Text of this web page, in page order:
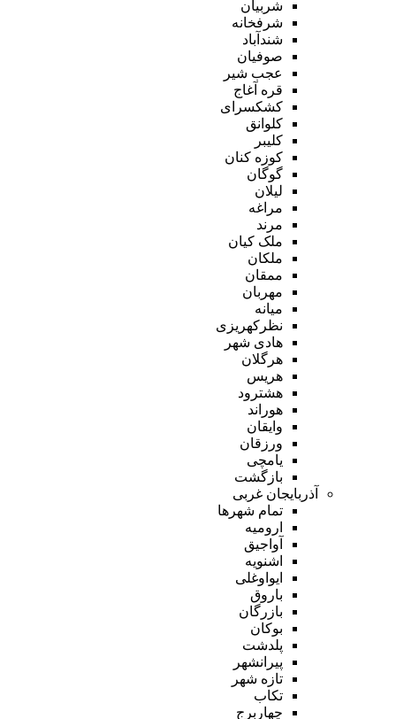
شربیان
شرفخانه
شندآباد
صوفیان
عجب شیر
قره آغاج
کشکسرای
کلوانق
کلیبر
کوزه کنان
گوگان
لیلان
مراغه
مرند
ملک کیان
ملکان
ممقان
مهربان
میانه
نظرکهریزی
هادی شهر
هرگلان
هریس
هشترود
هوراند
وایقان
ورزقان
یامچی
بازگشت
آذربایجان غربی
تمام شهر‌ها
ارومیه
آواجیق
اشنویه
ایواوغلی
باروق
بازرگان
بوکان
پلدشت
پیرانشهر
تازه شهر
تکاب
چهاربرج